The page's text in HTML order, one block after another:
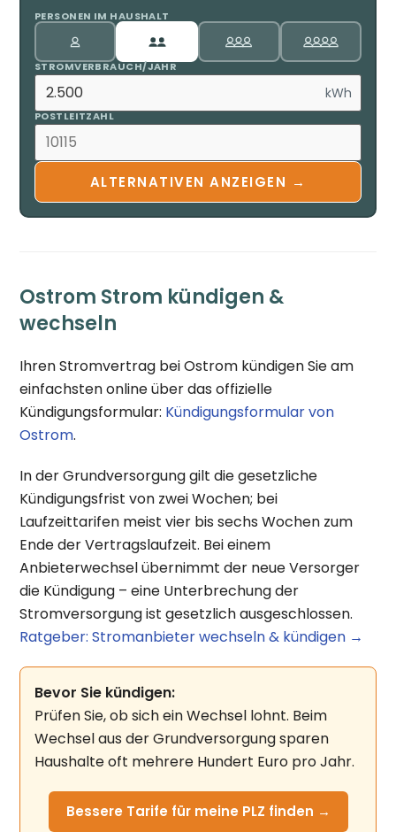
PERSONEN IM HAUSHALT
STROMVERBRAUCH/JAHR
kWh
POSTLEITZAHL
ALTERNATIVEN ANZEIGEN →
Ostrom Strom kündigen &
wechseln
Ihren Stromvertrag bei Ostrom kündigen Sie am
einfachsten online über das offizielle
Kündigungsformular: Kündigungsformular von
Ostrom.
In der Grundversorgung gilt die gesetzliche
Kündigungsfrist von zwei Wochen; bei
Laufzeittarifen meist vier bis sechs Wochen zum
Ende der Vertragslaufzeit. Bei einem
Anbieterwechsel übernimmt der neue Versorger
die Kündigung – eine Unterbrechung der
Stromversorgung ist gesetzlich ausgeschlossen.
Ratgeber: Stromanbieter wechseln & kündigen →
Bevor Sie kündigen:
Prüfen Sie, ob sich ein Wechsel lohnt. Beim
Wechsel aus der Grundversorgung sparen
Haushalte oft mehrere Hundert Euro pro Jahr.
Bessere Tarife für meine PLZ finden →